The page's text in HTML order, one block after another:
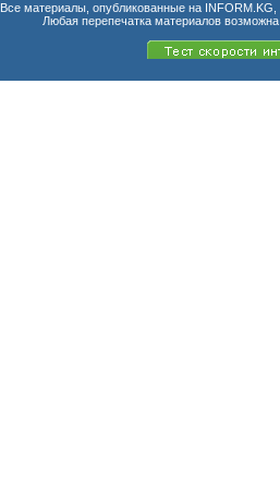
Все материалы, опубликованные на INFORM.KG,
Любая перепечатка материалов